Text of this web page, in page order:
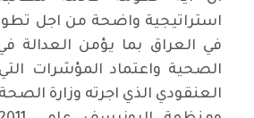
استراتيجية واضحة من اجل
في العراق بما يؤمن العدالة
الصحية واعتماد المؤشرات
العنقودي الذي اجرته وزارة